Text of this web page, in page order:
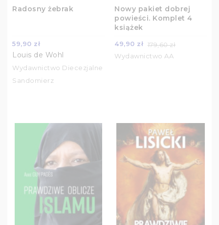
Radosny żebrak
59,90 zł
Louis de Wohl
Wydawnictwo Diecezjalne
Sandomierz
Nowy pakiet dobrej
powieści. Komplet 4
książek
49,90 zł 179,60 zł
Wydawnictwo AA